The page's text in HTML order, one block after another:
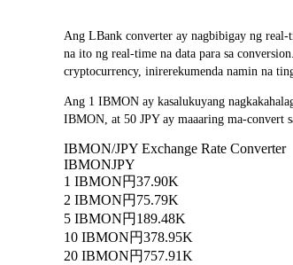
Ang LBank converter ay nagbibigay ng
na ito ng real-time na data para sa
cryptocurrency, inirerekumenda namin na
Ang 1 IBMON ay kasalukuyang
IBMON, at 50 JPY ay maaaring ma-convert
IBMON/JPY Exchange Rate Converter
IBMONJPY
1 IBMON円37.90K
2 IBMON円75.79K
5 IBMON円189.48K
10 IBMON円378.95K
20 IBMON円757.91K